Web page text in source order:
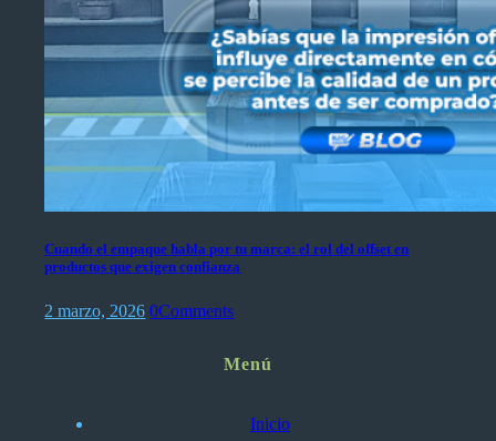
Cuando el empaque habla por tu marca: el rol del offset en
productos que exigen confianza
2 marzo, 2026 0Comments
Menú
Inicio